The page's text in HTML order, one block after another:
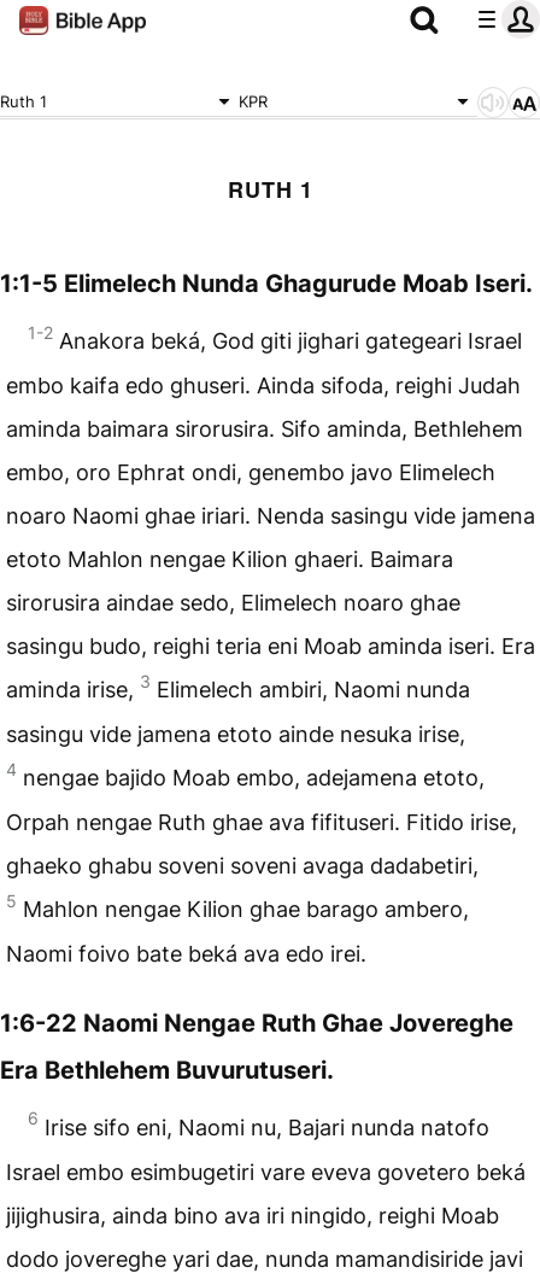
Ruth 1 KPR
RUTH 1
1:1-5 Elimelech Nunda Ghagurude Moab Iseri.
1-2 Anakora beká, God giti jighari gategeari Israel
embo kaifa edo ghuseri. Ainda sifoda, reighi Judah
aminda baimara sirorusira. Sifo aminda, Bethlehem
embo, oro Ephrat ondi, genembo javo Elimelech
noaro Naomi ghae iriari. Nenda sasingu vide jamena
etoto Mahlon nengae Kilion ghaeri. Baimara
sirorusira aindae sedo, Elimelech noaro ghae
sasingu budo, reighi teria eni Moab aminda iseri. Era
aminda irise, 3 Elimelech ambiri, Naomi nunda
sasingu vide jamena etoto ainde nesuka irise,
4 nengae bajido Moab embo, adejamena etoto,
Orpah nengae Ruth ghae ava fifituseri. Fitido irise,
ghaeko ghabu soveni soveni avaga dadabetiri,
5 Mahlon nengae Kilion ghae barago ambero,
Naomi foivo bate beká ava edo irei.
1:6-22 Naomi Nengae Ruth Ghae Jovereghe
Era Bethlehem Buvurutuseri.
6 Irise sifo eni, Naomi nu, Bajari nunda natofo
Israel embo esimbugetiri vare eveva govetero beká
jijighusira, ainda bino ava iri ningido, reighi Moab
dodo jovereghe yari dae, nunda mamandisiride javi